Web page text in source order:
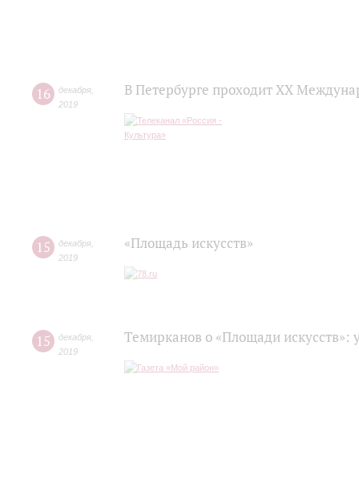
16 декабря
2019
В Петербурге проходит ХХ
15 декабря
2019
«Площадь искусств»
15 декабря
2019
Темирканов о «Площади